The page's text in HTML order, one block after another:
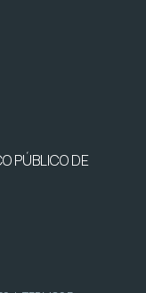
PÚBLICO DE